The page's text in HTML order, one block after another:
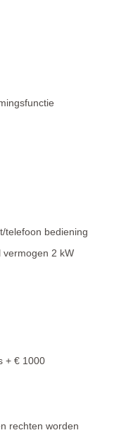
telefoon bediening
vermogen 2 kW
+ € 1000
rechten worden